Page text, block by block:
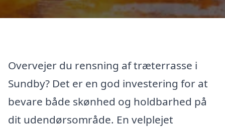
Overvejer du rensning af træterrasse i
Sundby? Det er en god investering for at
bevare både skønhed og holdbarhed på
dit udendørsområde. En velplejet